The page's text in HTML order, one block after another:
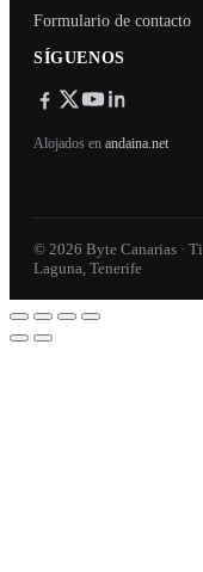
Formulario de contacto
SÍGUENOS
Alojados en andaina.net
© 2026 Byte Canarias ·
Laguna, Tenerife